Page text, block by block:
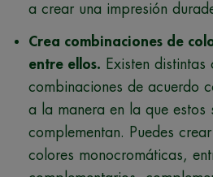
a crear una impresión
Crea combinaciones de
entre ellos. Existen distintas
combinaciones de acuerdo
a la manera en la que estos
complementan. Puedes
colores monocromáticas,